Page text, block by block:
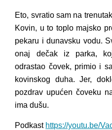
Eto, svratio sam na
Kovin, u to toplo majsko
pekaru i dunavsku vodu.
onaj dečak iz parka,
odrastao čovek, primio i
kovinskog duha. Jer,
pozdrav upućen čoveku
ima dušu.
Podkast https://youtu.be/